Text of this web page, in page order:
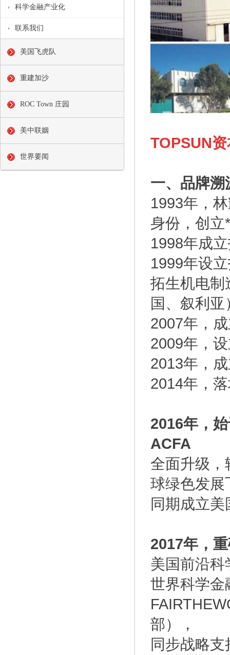
科学金融产业化
联系我们
美国飞虎队
重建加沙
ROC Town 庄园
美中联姻
世界要闻
TOPSUN
一、品牌
1993年，
身份，创立
1998年成
1999年设
拓生机电制
国、叙利
2007年，
2009年，
2013年，
2014年，
2016年，
ACFA
全面升级，
球绿色发展
同期成立
2017年，
美国前沿科
世界科学金
部），
同步战略